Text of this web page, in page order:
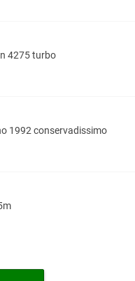
4275 turbo
1992 conservadissimo